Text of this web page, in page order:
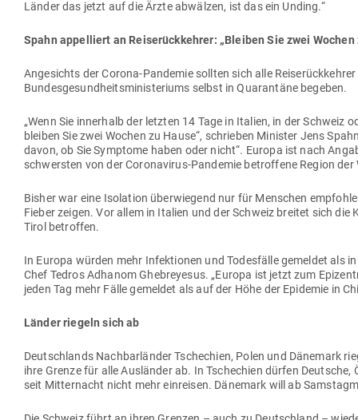
Länder das jetzt auf die Ärzte abwälzen, ist das ein Unding.“
Spahn appel­liert an Rei­se­rück­kehrer: „Bleiben Sie zwei Wochen
Ange­sichts der Corona-Pan­demie sollten sich alle
Bun­des­ge­sund­heits­mi­nis­te­riums selbst in Qua­rantäne begeben.
„Wenn Sie innerhalb der letzten 14 Tage in Italien, in der
bleiben Sie zwei Wochen zu Hause“, schrieben Minister Jens
davon, ob Sie Sym­ptome haben oder nicht“. Europa ist nach
schwersten von der Coro­na­virus-Pan­demie betroffene Region der
Bisher war eine Iso­lation über­wiegend nur für Men­schen
Fieber zeigen. Vor allem in Italien und der Schweiz breitet sich
Tirol betroffen.
In Europa würden mehr Infek­tionen und Todes­fälle gemeldet als
Chef Tedros Adhanom Ghe­breyesus. „Europa ist jetzt zum
jeden Tag mehr Fälle gemeldet als auf der Höhe der Epi­demie in
Länder riegeln sich ab
Deutsch­lands Nach­bar­länder Tsche­chien, Polen und Dänemark
ihre Grenze für alle Aus­länder ab. In Tsche­chien dürfen
seit Mit­ter­nacht nicht mehr ein­reisen. Dänemark will ab